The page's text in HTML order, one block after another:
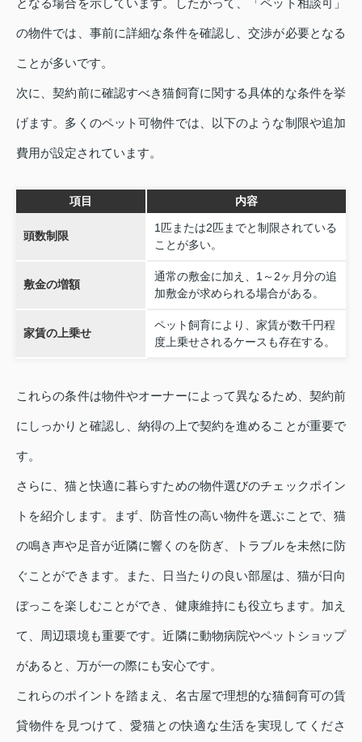
となる場合を示しています。したがって、「ペット相談可」
の物件では、事前に詳細な条件を確認し、交渉が必要となる
ことが多いです。
次に、契約前に確認すべき猫飼育に関する具体的な条件を挙
げます。多くのペット可物件では、以下のような制限や追加
費用が設定されています。
項目 内容
頭数制限
1匹または2匹までと制限されている
ことが多い。
敷金の増額
通常の敷金に加え、1～2ヶ月分の追
加敷金が求められる場合がある。
家賃の上乗せ
ペット飼育により、家賃が数千円程
度上乗せされるケースも存在する。
これらの条件は物件やオーナーによって異なるため、契約前
にしっかりと確認し、納得の上で契約を進めることが重要で
す。
さらに、猫と快適に暮らすための物件選びのチェックポイン
トを紹介します。まず、防音性の高い物件を選ぶことで、猫
の鳴き声や足音が近隣に響くのを防ぎ、トラブルを未然に防
ぐことができます。また、日当たりの良い部屋は、猫が日向
ぼっこを楽しむことができ、健康維持にも役立ちます。加え
て、周辺環境も重要です。近隣に動物病院やペットショップ
があると、万が一の際にも安心です。
これらのポイントを踏まえ、名古屋で理想的な猫飼育可の賃
貸物件を見つけて、愛猫との快適な生活を実現してくださ